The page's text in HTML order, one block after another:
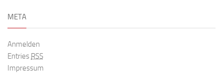
META
Anmelden
Entries RSS
Impressum